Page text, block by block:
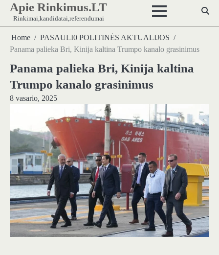
Skip
content
Apie Rinkimus.LT
Rinkimai,kandidatai,referendumai
Home
PASAULI0 POLITINĖS AKTUALIJOS
Panama palieka Bri, Kinija kaltina Trumpo kanalo grasinimus
Panama palieka Bri, Kinija kaltina
Trumpo kanalo grasinimus
8 vasario, 2025